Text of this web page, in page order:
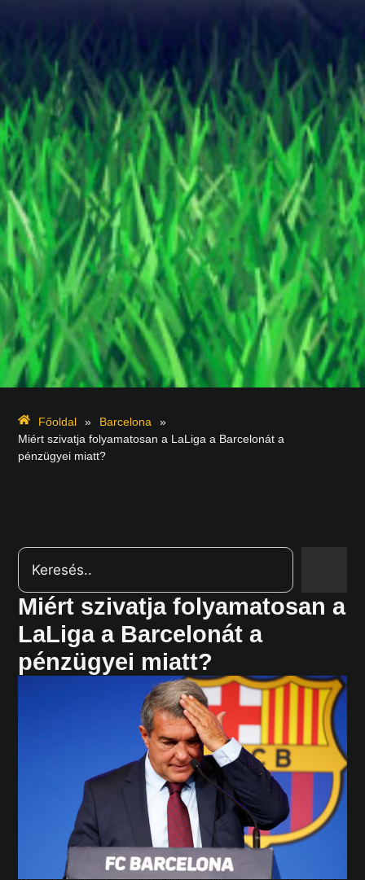
Főoldal » Barcelona
»
Miért szivatja folyamatosan a LaLiga a Barcelonát a
pénzügyei miatt?
Miért szivatja folyamatosan a
LaLiga a Barcelonát a
pénzügyei miatt?